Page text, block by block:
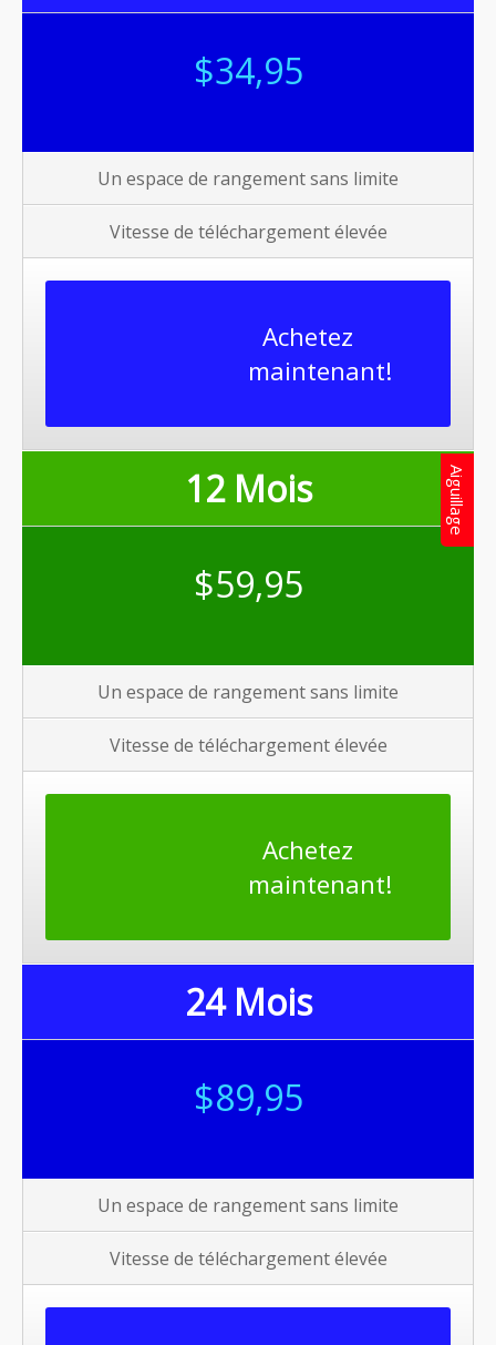
$34,95
Un espace de rangement sans limite
Vitesse de téléchargement élevée
Achetez
maintenant!
12 Mois
$59,95
Un espace de rangement sans limite
Vitesse de téléchargement élevée
Achetez
maintenant!
Aiguillage
24 Mois
$89,95
Un espace de rangement sans limite
Vitesse de téléchargement élevée